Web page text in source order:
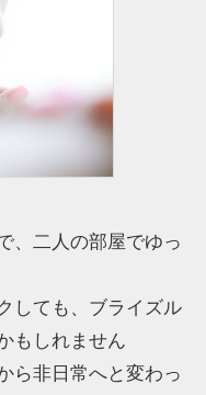
、二人の部屋でゆっ
しても、ブライズル
もしれません
ら非日常へと変わっ